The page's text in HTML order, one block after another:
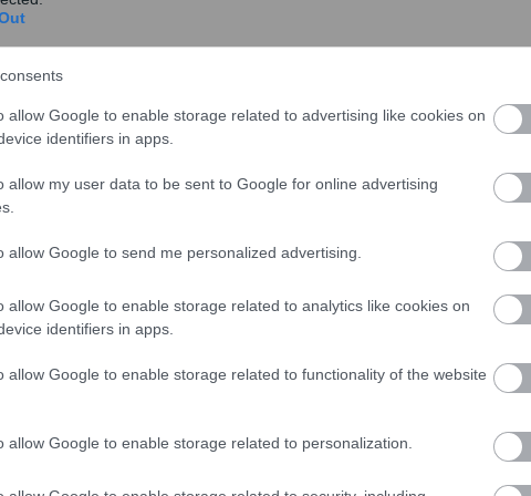
allow Google to enable storage related to advertising like cookies on
identifiers in apps.
allow my user data to be sent to Google for online advertising
allow Google to send me personalized advertising.
allow Google to enable storage related to analytics like cookies on
identifiers in apps.
allow Google to enable storage related to functionality of the website
allow Google to enable storage related to personalization.
δασικών χαρτών
των επιδοτήσεων για τις εκμεταλλεύσεις
γεωργική χρήση
ενώ 1.193.368 στρέμματα που είχαν στο